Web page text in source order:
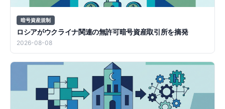
暗号資産規制
ロシアがウクライナ関連の無許可暗号資産取引所を摘発
2026-08-08